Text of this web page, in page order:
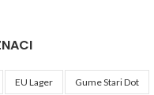
EU Lager Gume Stari Dot